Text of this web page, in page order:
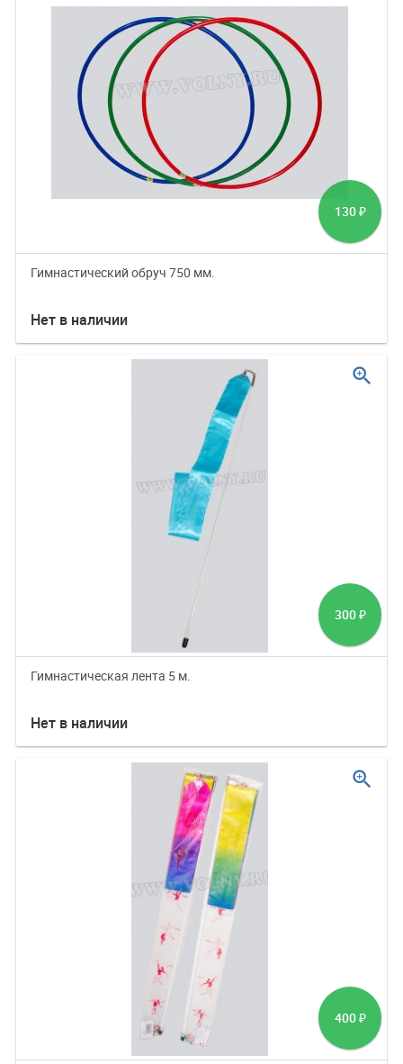
130 ₽
Гимнастический обруч 750 мм.
Нет в наличии
300 ₽
Гимнастическая лента 5 м.
Нет в наличии
zoom_in
400 ₽
zoom_in